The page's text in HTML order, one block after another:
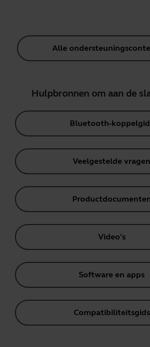
Alle
Hulpbronnen om aan de
Bluetooth-
Veelgestelde vragen
Video's
Software en apps
Compatibiliteitsgids